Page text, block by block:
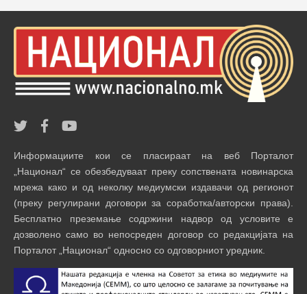
Информациите кои се пласираат на веб Порталот
„Национал“ се обезбедуваат преку сопствената новинарска
мрежа како и од неколку медиумски издавачи од регионот
(преку регулирани договори за соработка/авторски права).
Бесплатно преземање содржини надвор од условите е
дозволено само во непосреден договор со редакцијата на
Порталот „Национал“ односно со одговорниот уредник.